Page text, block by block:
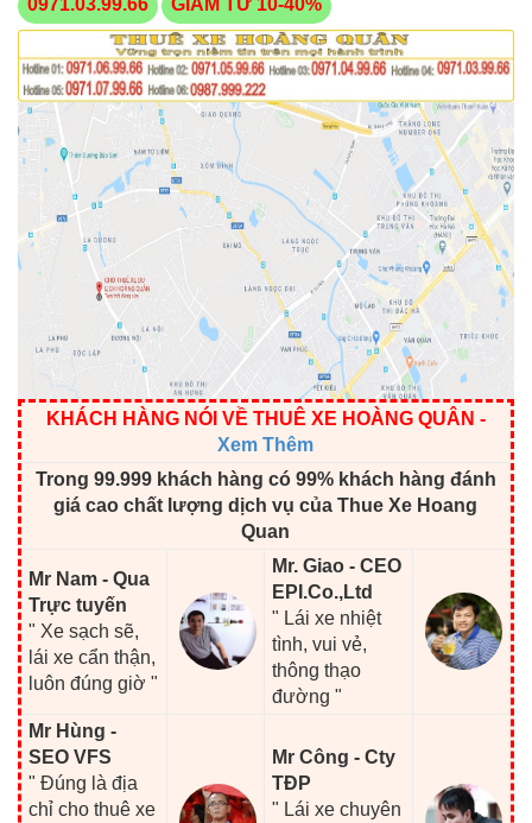
KHÁCH HÀNG NÓI VỀ THUÊ XE HOÀNG QUÂN -
Xem Thêm
Trong 99.999 khách hàng có 99% khách hàng đánh
giá cao chất lượng dịch vụ của Thue Xe Hoang
Quan
Mr Nam - Qua
Trực tuyến
" Xe sạch sẽ,
lái xe cẩn thận,
luôn đúng giờ "
Mr. Giao - CEO
EPI.Co.,Ltd
" Lái xe nhiệt
tình, vui vẻ,
thông thạo
đường "
Mr Hùng -
SEO VFS
" Đúng là địa
chỉ cho thuê xe
Mr Công - Cty
TĐP
" Lái xe chuyên